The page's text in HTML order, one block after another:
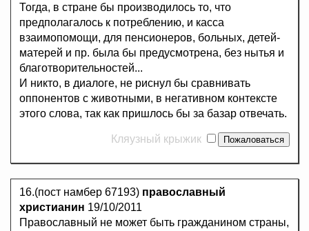
Тогда, в стране бы производилось то, что
предполагалось к потреблению, и касса
взаимопомощи, для пенсионеров, больных, детей-
матерей и пр. была бы предусмотрена, без нытья и
благотворительностей...
И никто, в диалоге, не риснул бы сравнивать
оппонентов с животными, в негативном контексте
этого слова, так как пришлось бы за базар отвечать.
Кляузный крыжик
16.(пост намбер 67193) православный
христианин 19/10/2011
Православный не может быть гражданином страны,